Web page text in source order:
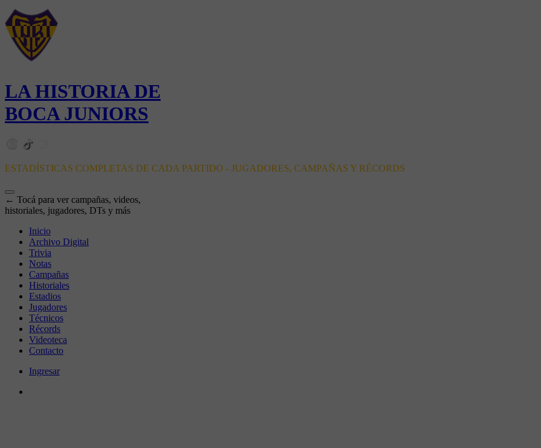
LA HISTORIA DE
BOCA JUNIORS
ESTADÍSTICAS COMPLETAS DE CADA PARTIDO - JUGADORES, CAMPAÑAS Y RÉCORDS
← Tocá para ver campañas, videos,
historiales, jugadores, DTs y más
Inicio
Archivo Digital
Trivia
Notas
Campañas
Historiales
Estadios
Jugadores
Técnicos
Récords
Videoteca
Contacto
Ingresar